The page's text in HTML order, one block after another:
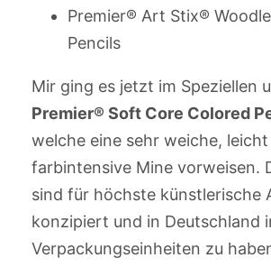
Premier® Art Stix®
Pencils
Mir ging es jetzt im Speziellen
Premier® Soft Core Colored
welche eine sehr weiche,
farbintensive Mine vorweisen.
sind für höchste künstlerische
konzipiert und in Deutschland
Verpackungseinheiten zu